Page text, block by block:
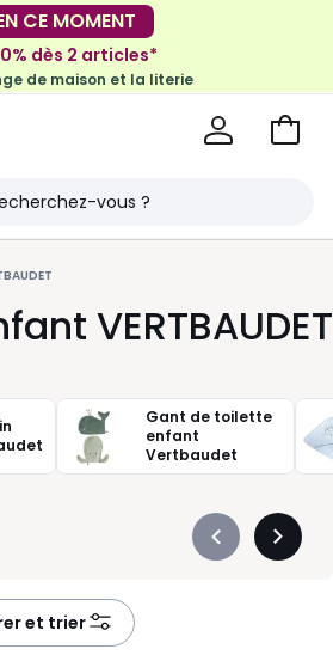
tous les 100€*
le meuble & la déco
dès 2 articles*
de maison et la literie
Voir
VERTBAUDET
Gant de toilette
enfant
Vertbaudet
Précédent
et trier